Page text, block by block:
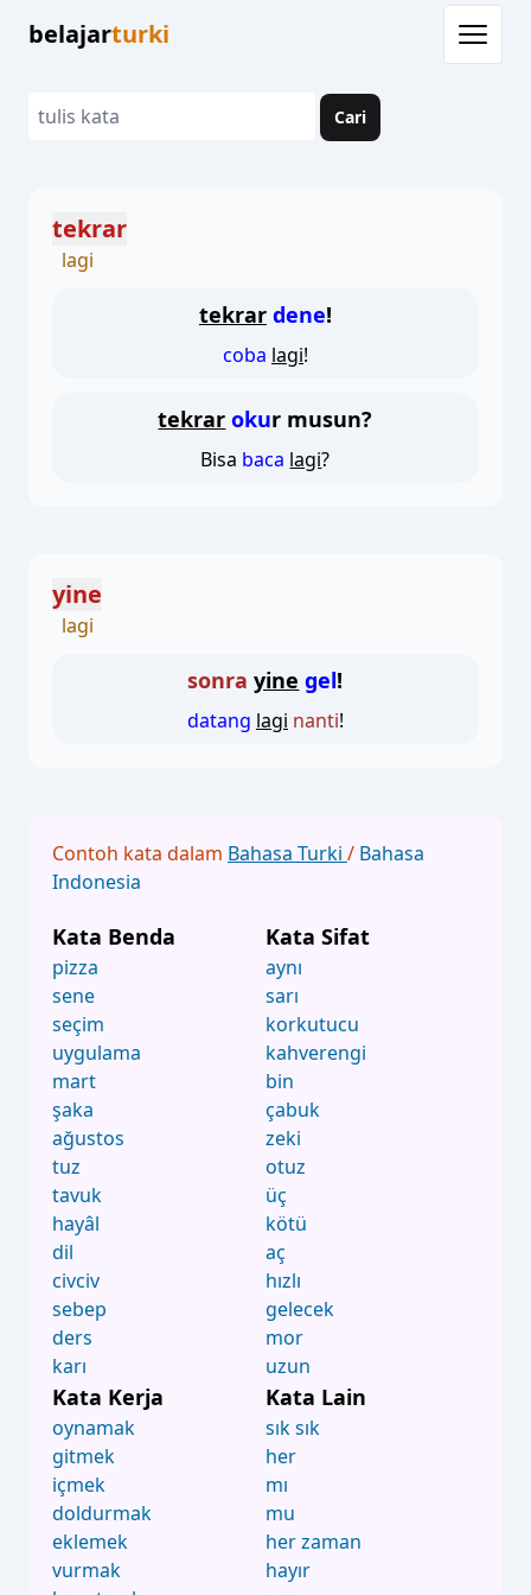
belajarturki
Cari
tekrar
lagi
tekrar dene!
coba lagi!
tekrar okur musun?
Bisa baca lagi?
yine
lagi
sonra yine gel!
datang lagi nanti!
Contoh kata dalam Bahasa Turki / Bahasa
Indonesia
Kata Benda
pizza
sene
seçim
uygulama
mart
şaka
ağustos
tuz
tavuk
hayâl
dil
civciv
sebep
ders
karı
Kata Sifat
aynı
sarı
korkutucu
kahverengi
bin
çabuk
zeki
otuz
üç
kötü
aç
hızlı
gelecek
mor
uzun
Kata Kerja
oynamak
gitmek
içmek
doldurmak
eklemek
vurmak
Kata Lain
sık sık
her
mı
mu
her zaman
hayır